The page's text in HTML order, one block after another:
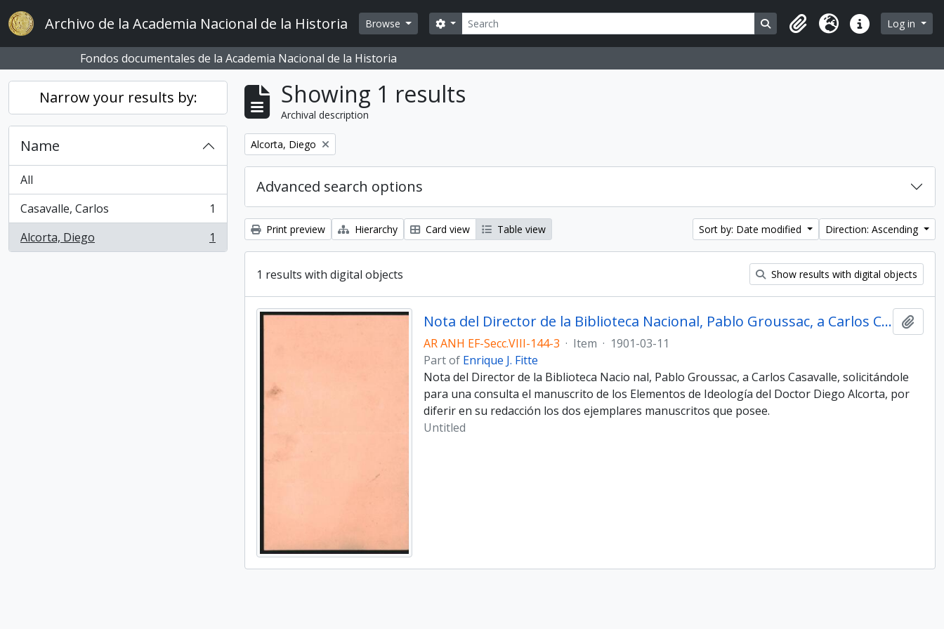
Skip to main content
Archivo de la Academia Nacional de la Historia Browse Search
Search options Search in browse page
ClipboardLanguageQuick linksLog in
Fondos documentales de la Academia Nacional de la Historia
Narrow your results by:
Name
All
Casavalle, Carlos
, 1 results
1
Alcorta, Diego
, 1 results 1
Showing 1 results
Archival description
Remove filter:
Alcorta, Diego
Advanced search options
Print preview Hierarchy Card view Table view Sort by: Date modified Direction: Ascending
1 results with digital objects Show results with digital objects
Nota del Director de la Biblioteca Nacio­nal, Pablo Groussac, a Carlos Casavalle
AR ANH EF-Secc.VIII-144-3 · Item · 1901-03-11
Part of Enrique J. Fitte
Nota del Director de la Biblioteca Nacio­ nal, Pablo Groussac, a Carlos Casavalle, solicitándole
para una consulta el manuscrito de los Elementos de Ideología del Doctor Diego Alcorta, por
diferir en su redacción los dos ejem­plares manuscritos que posee.
Untitled